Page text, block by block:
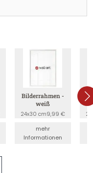
Bilderrahmen -
weiß
24x30 cm9,99 €
mehr
Informationen